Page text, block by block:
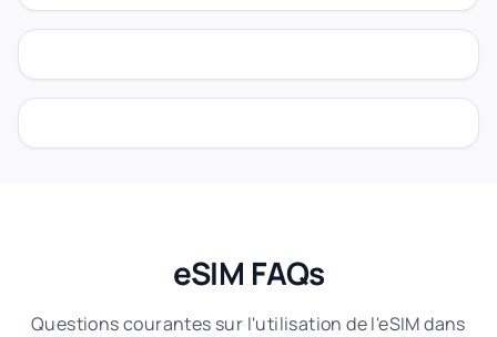
eSIM FAQs
Questions courantes sur l'utilisation de l'eSIM dans